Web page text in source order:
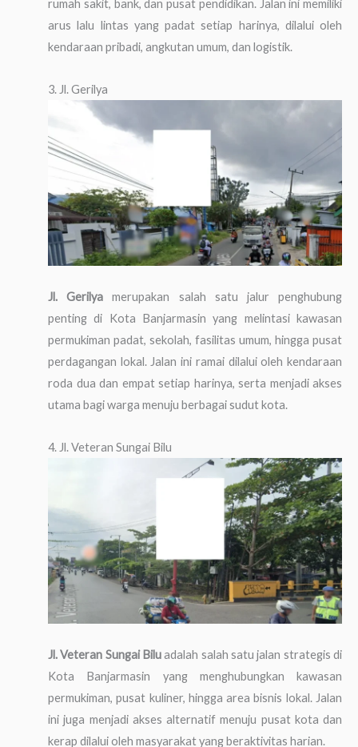
rumah sakit, bank, dan pusat pendidikan. Jalan ini memiliki
arus lalu lintas yang padat setiap harinya, dilalui oleh
kendaraan pribadi, angkutan umum, dan logistik.
3. Jl. Gerilya
Jl. Gerilya merupakan salah satu jalur penghubung
penting di Kota Banjarmasin yang melintasi kawasan
permukiman padat, sekolah, fasilitas umum, hingga pusat
perdagangan lokal. Jalan ini ramai dilalui oleh kendaraan
roda dua dan empat setiap harinya, serta menjadi akses
utama bagi warga menuju berbagai sudut kota.
4. Jl. Veteran Sungai Bilu
Jl. Veteran Sungai Biluadalah salah satu jalan strategis di
Kota Banjarmasin yang menghubungkan kawasan
permukiman, pusat kuliner, hingga area bisnis lokal. Jalan
ini juga menjadi akses alternatif menuju pusat kota dan
kerap dilalui oleh masyarakat yang beraktivitas harian.